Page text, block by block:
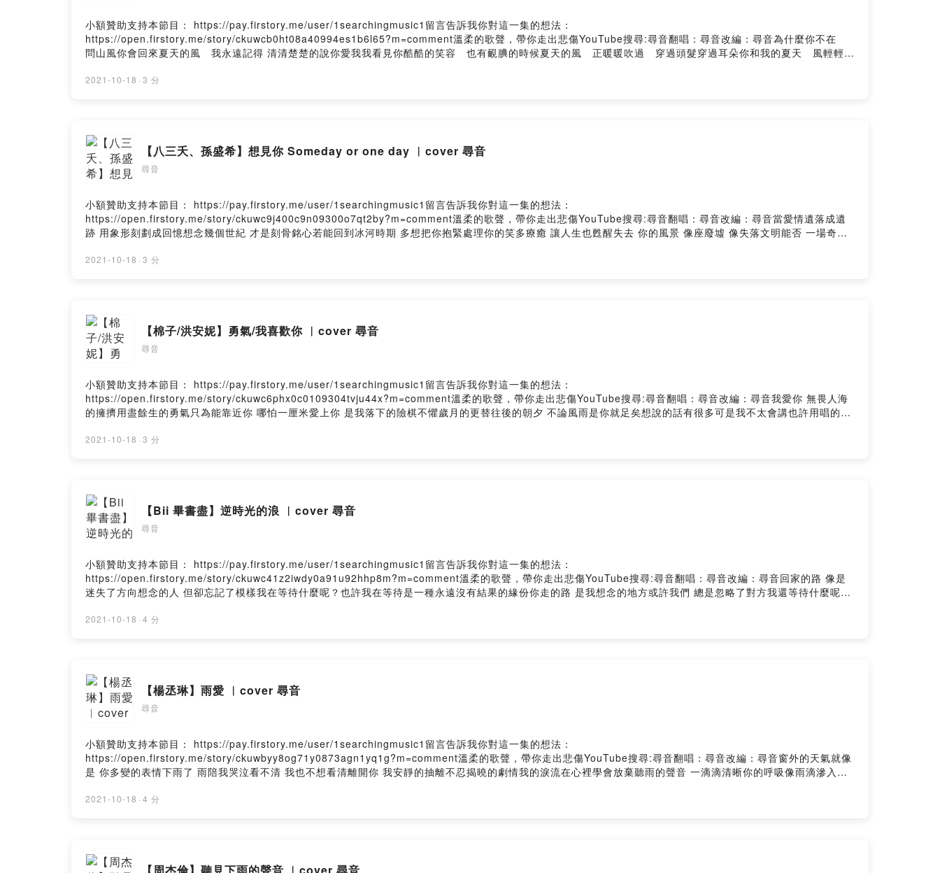
小額贊助支持本節目： https://pay.firstory.me/user/1searchingmusic1留言告訴我你對這一集的想法：
https://open.firstory.me/story/ckuwcb0ht08a40994es1b6l65?m=comment溫柔的歌聲，帶你走出悲傷YouTube搜尋:尋音翻唱：尋音改編：尋音為什麼你不在
問山風你會回來夏天的風 我永遠記得 清清楚楚的說你愛我我看見你酷酷的笑容 也有靦腆的時候夏天的風 正暖暖吹過 穿過頭髮穿過耳朵你和我的夏天 風輕輕說
輕輕貼著你胸口聽到心跳 喔…在乎我 和天氣一樣溫度夏天的風 我永遠記得 清清楚楚的說你愛我我看見你酷酷的笑容 也有靦腆的時候夏天的風 正暖暖吹過
我的夏天 風輕輕說著你和我的夏天 風輕輕說著Powered by Firstory Hosting
2021-10-18 · 3 分
【八三夭、孫盛希】想見你 Someday or one day ︳cover 尋音
尋音
小額贊助支持本節目： https://pay.firstory.me/user/1searchingmusic1留言告訴我你對這一集的想法：
https://open.firstory.me/story/ckuwc9j400c9n09300o7qt2by?m=comment溫柔的歌聲，帶你走出悲傷YouTube搜尋:尋音翻唱：尋音改編：尋音當愛情遺落成遺
跡 用象形刻劃成回憶想念幾個世紀 才是刻骨銘心若能回到冰河時期 多想把你抱緊處理你的笑多療癒 讓人生也甦醒失去 你的風景 像座廢墟 像失落文明能否 一場奇蹟
樣 在等待一句 我願意He said to me that one dayHe'd meet me by the Milky WayImpossible to stay away, impossible to stayYou'll be back to me
2021-10-18 · 3 分
【棉子/洪安妮】勇氣/我喜歡你 ︳cover 尋音
尋音
小額贊助支持本節目： https://pay.firstory.me/user/1searchingmusic1留言告訴我你對這一集的想法：
https://open.firstory.me/story/ckuwc6phx0c0109304tvju44x?m=comment溫柔的歌聲，帶你走出悲傷YouTube搜尋:尋音翻唱：尋音改編：尋音我愛你 無畏人海
的擁擠用盡餘生的勇氣只為能靠近你 哪怕一厘米愛上你 是我落下的險棋不懼歲月的更替往後的朝夕 不論風雨是你就足矣想說的話有很多可是我不太會講也許用唱的會
的回應我喜歡你没什麼特别的原因聽夜空的流星 隕落的聲音這願望讓你聽我愛你 無畏人海的擁擠用盡餘生的勇氣只為能靠近你 哪怕一厘米愛上你 是我落下的險棋不懼
2021-10-18 · 3 分
【Bii 畢書盡】逆時光的浪 ︳cover 尋音
尋音
小額贊助支持本節目： https://pay.firstory.me/user/1searchingmusic1留言告訴我你對這一集的想法：
https://open.firstory.me/story/ckuwc41z2iwdy0a91u92hhp8m?m=comment溫柔的歌聲，帶你走出悲傷YouTube搜尋:尋音翻唱：尋音改編：尋音回家的路 像是
迷失了方向想念的人 但卻忘記了模樣我在等待什麼呢？也許我在等待是一種永遠沒有結果的緣份你走的路 是我想念的地方或許我們 總是忽略了對方我還等待什麼呢？
亮了 雨停了 失去了 我還等著你走的路 是我想念的地方或許我們 總是忽略了對方我還等待什麼呢？也許我在等待是一種永遠無法取代的緣份이제는 멀리서 바라봐야겠
還等著Powered by Firstory Hosting
2021-10-18 · 4 分
【楊丞琳】雨愛 ︳cover 尋音
尋音
小額贊助支持本節目： https://pay.firstory.me/user/1searchingmusic1留言告訴我你對這一集的想法：
https://open.firstory.me/story/ckuwbyy8og71y0873agn1yq1g?m=comment溫柔的歌聲，帶你走出悲傷YouTube搜尋:尋音翻唱：尋音改編：尋音窗外的天氣就像
是 你多變的表情下雨了 雨陪我哭泣看不清 我也不想看清離開你 我安靜的抽離不忍揭曉的劇情我的淚流在心裡學會放棄聽雨的聲音 一滴滴清晰你的呼吸像雨滴滲入我
一直延續我相信我將會看到彩虹的美麗冷冷的空氣很窒息 我無法呼吸更多更詳盡歌詞一萬顆 雨滴的距離很徹底 讓愛消失無息離開你 我安靜的抽離不忍揭曉的劇情我的
2021-10-18 · 4 分